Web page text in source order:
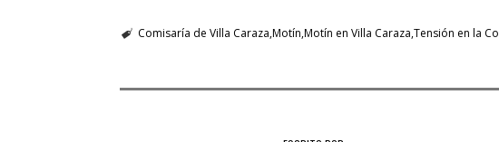
Comisaría de Villa Caraza Motín Motín en Villa Caraza Tensión en la